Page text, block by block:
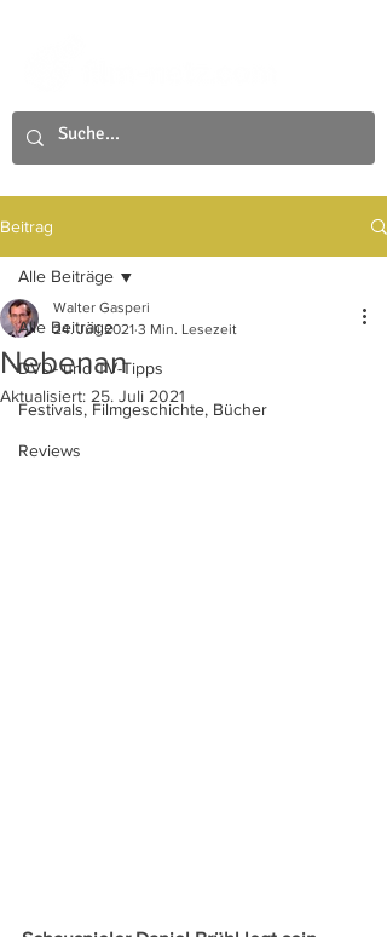
Beitrag
Alle Beiträge
DVD- und TV-Tipps
Festivals, Filmgeschichte, Bücher
Reviews
Alle Beiträge
Nebenan
Walter Gasperi
24. Juli 2021 3 Min. Lesezeit
Aktualisiert: 25. Juli 2021